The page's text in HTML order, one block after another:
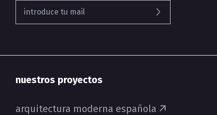
nuestros proyectos
arquitectura moderna española